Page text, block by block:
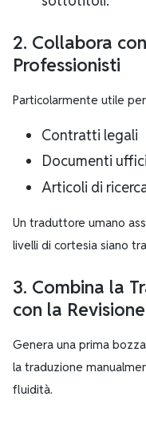
2. Collabora
Professionisti
Particolarmente utile
Contratti legali
Documenti
Articoli di
Un traduttore umano
livelli di cortesia siano
3. Combina la
con la
Genera una prima
la traduzione
fluidità.